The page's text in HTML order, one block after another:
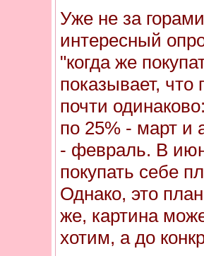
Уже не за
интересный
"когда же
показывает, что
почти
по 25% - март и
- февраль. В
покупать себе
Однако, это
же, картина
хотим, а до